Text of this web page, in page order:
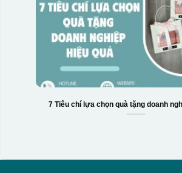
7 Tiêu chí lựa chọn quà tặng doanh